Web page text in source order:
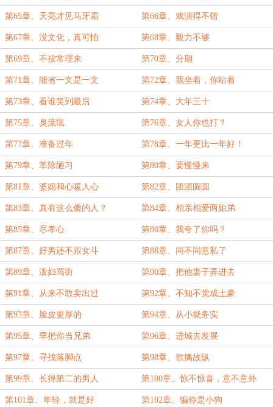
第65章、天亮才见马牙霜 第66章、戏演得不错
第67章、没文化，真可怕 第68章、毅力不够
第69章、不按常理来 第70章、分期
第71章、能省一文是一文 第72章、我坐着，你站着
第73章、看谁笑到最后 第74章、大年三十
第75章、臭流氓 第76章、女人你也打？
第77章、准备过年 第78章、一年更比一年好！
第79章、革除陋习 第80章、要慢慢来
第81章、婆媳和心暖人心 第82章、团团圆圆
第83章、真有这么傻的人？ 第84章、相亲相爱两姐弟
第85章、尽孝心 第86章、我夸了你吗？
第87章、好男还不跟女斗 第88章、同不同意私了
第89章、泼妇骂街 第90章、把他妻子弄进去
第91章、从来不敢卖出过 第92章、不知不觉成土豪
第93章、脸皮更厚的 第94章、从小就务实
第95章、早把你当兄弟 第96章、进城去发展
第97章、寻找落脚点 第98章、欲擒故纵
第99章、长得第二的男人 第100章、惊不惊喜，意不意外
第101章、年轻，就是好 第102章、骗你是小狗